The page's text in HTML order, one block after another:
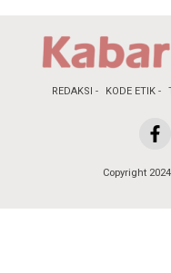
REDAKSI KODE ETIK
Copyright